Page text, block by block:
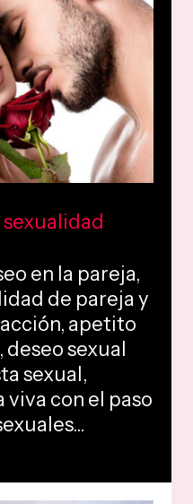
en la pareja,
de pareja y
apetito
sexual
sexual,
viva con el paso